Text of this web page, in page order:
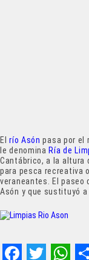
Elrío Asón pasa por el
le denomina Ría de
Cantábrico, a la altura
para pesca recreativa
veraneantes. El paseo
Asón y que sustituyó